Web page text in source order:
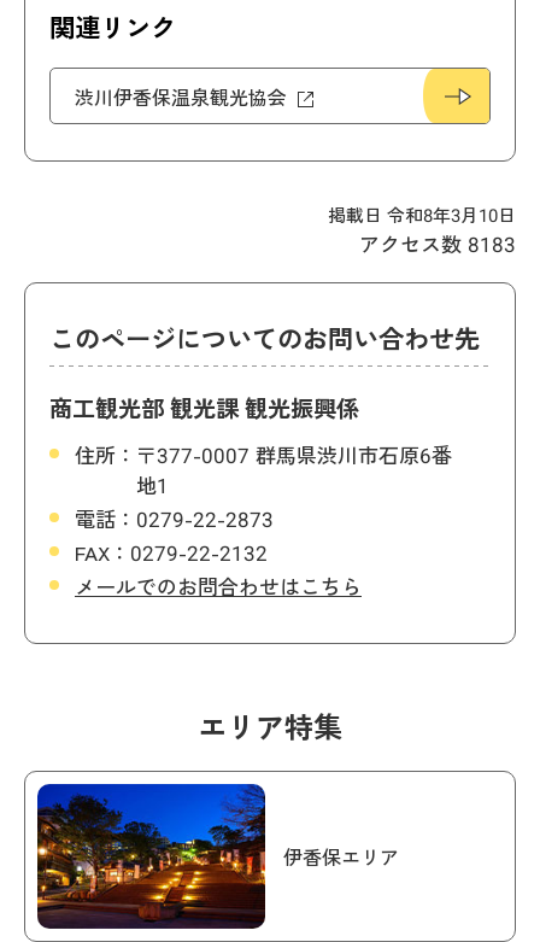
関連リンク
渋川伊香保温泉観光協会
掲載日 令和8年3月10日
アクセス数 8183
このページについてのお問い合わせ先
商工観光部 観光課 観光振興係
住所： 〒377-0007 群馬県渋川市石原6番
地1
電話： 0279-22-2873
FAX： 0279-22-2132
メールでのお問合わせはこちら
エリア特集
伊香保エリア